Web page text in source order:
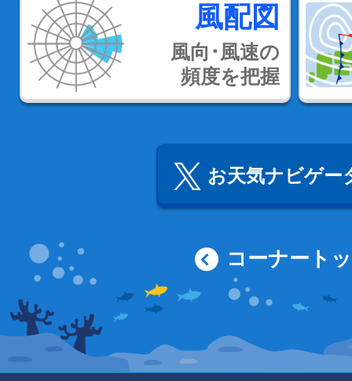
風配図
風向･風速の
頻度を把握
お天気ナビゲー
コーナート